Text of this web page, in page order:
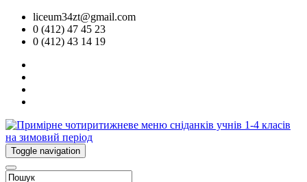
liceum34zt@gmail.com
0 (412) 47 45 23
0 (412) 43 14 19
Toggle navigation